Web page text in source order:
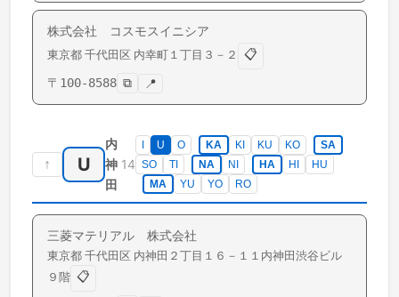
株式会社 コスモスイニシア
東京都 千代田区 内幸町 １丁目３－２
📋
〒 100-8588 ⧉ 📍
↑ U
内
神
田
14
I U O KA KI KU KO
SA
SO
TI NA NI HA HI
HU
MA
YU YO RO
三菱マテリアル 株式会社
東京都 千代田区 内神田 ２丁目１６－１１内神田渋谷ビル
９階 📋